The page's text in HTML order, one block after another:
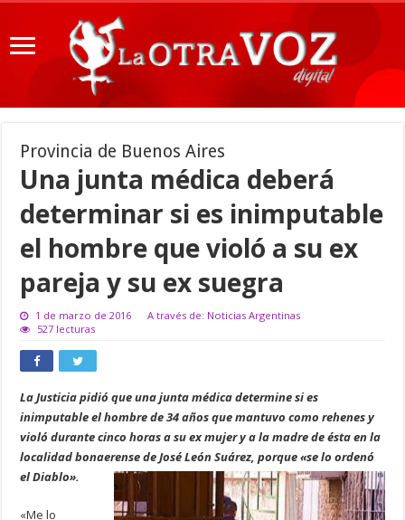
Provincia de Buenos Aires
Una junta médica deberá
determinar si es inimputable
el hombre que violó a su ex
pareja y su ex suegra
1 de marzo de 2016
A través de: Noticias Argentinas
527 lecturas
La Justicia pidió que una junta médica determine si es
inimputable el hombre de 34 años que mantuvo como rehenes y
violó durante cinco horas a su ex mujer y a la madre de ésta en la
localidad bonaerense de José León Suárez, porque «se lo ordenó
el Diablo».
«Me lo